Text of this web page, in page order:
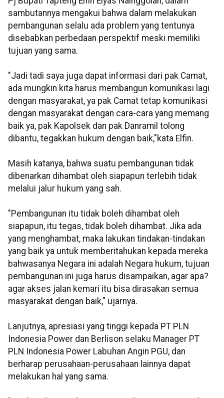
sambutannya mengakui bahwa dalam melakukan
pembangunan selalu ada problem yang tentunya
disebabkan perbedaan perspektif meski memiliki
tujuan yang sama.
"Jadi tadi saya juga dapat informasi dari pak Camat,
ada mungkin kita harus membangun komunikasi lagi
dengan masyarakat, ya pak Camat tetap komunikasi
dengan masyarakat dengan cara-cara yang memang
baik ya, pak Kapolsek dan pak Danramil tolong
dibantu, tegakkan hukum dengan baik,"kata Elfin.
Masih katanya, bahwa suatu pembangunan tidak
dibenarkan dihambat oleh siapapun terlebih tidak
melalui jalur hukum yang sah.
"Pembangunan itu tidak boleh dihambat oleh
siapapun, itu tegas, tidak boleh dihambat. Jika ada
yang menghambat, maka lakukan tindakan-tindakan
yang baik ya untuk memberitahukan kepada mereka
bahwasanya Negara ini adalah Negara hukum, tujuan
pembangunan ini juga harus disampaikan, agar apa?
agar akses jalan kemari itu bisa dirasakan semua
masyarakat dengan baik," ujarnya.
Lanjutnya, apresiasi yang tinggi kepada PT PLN
Indonesia Power dan Berlison selaku Manager PT
PLN Indonesia Power Labuhan Angin PGU, dan
berharap perusahaan-perusahaan lainnya dapat
melakukan hal yang sama.